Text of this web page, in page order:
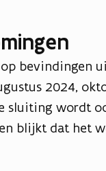
bevindingen
2024,
sluiting wordt
blijkt dat het